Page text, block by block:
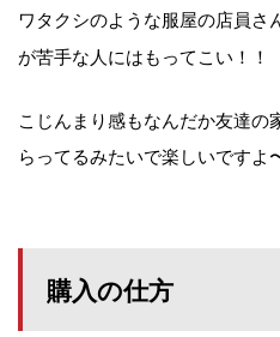
ワタクシのような服屋の店員さ
が苦手な人にはもってこい！！
こじんまり感もなんだか友達の
らってるみたいで楽しいですよ
購入の仕方